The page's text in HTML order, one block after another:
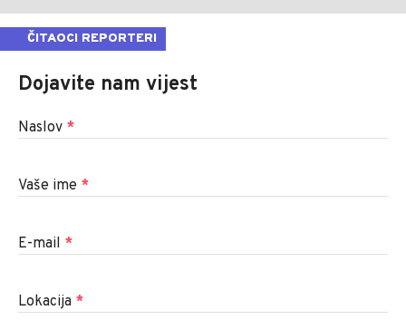
ČITAOCI REPORTERI
Dojavite nam vijest
Naslov *
Vaše ime *
E-mail *
Lokacija *